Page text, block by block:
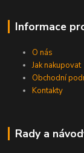
Informace
O nás
Jak nakupovat
Obchodní
Kontakty
Rady a